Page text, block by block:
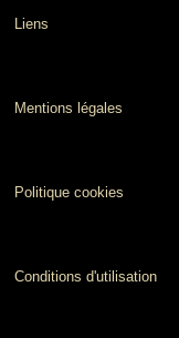
Liens
Mentions légales
Politique cookies
Conditions d'utilisation